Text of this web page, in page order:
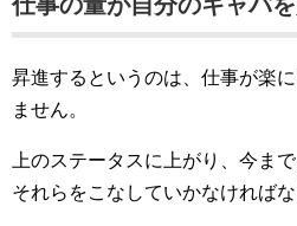
昇進するというのは、仕事が楽
ません。
上のステータスに上がり、今ま
それらをこなしていかなければな